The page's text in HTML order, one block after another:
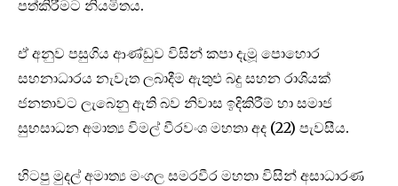
පත්කිරීමට නියමිතය.
ඒ අනුව පසුගිය ආණ්ඩුව විසින් කපා දැමූ පොහොර
සහනාධාරය නැවැත ලබාදීම ඇතුළු බදු සහන රාශියක්
ජනතාවට ලැබෙනු ඇති බව නිවාස ඉදිකිරීම් හා සමාජ
සුභසාධන අමාත්‍ය විමල් වීරවංශ මහතා අද (22) පැවසීය.
හිටපු මුදල් අමාත්‍ය මංගල සමරවීර මහතා විසින් අසාධාරණ